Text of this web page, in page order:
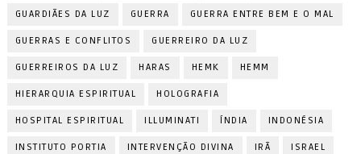
GUARDIÃES DA LUZ GUERRA GUERRA ENTRE BEM E O MAL
GUERRAS E CONFLITOS GUERREIRO DA LUZ
GUERREIROS DA LUZ HARAS HEMK HEMM
HIERARQUIA ESPIRITUAL HOLOGRAFIA
HOSPITAL ESPIRITUAL ILLUMINATI ÍNDIA INDONÉSIA
INSTITUTO PORTIA INTERVENÇÃO DIVINA IRÃ ISRAEL